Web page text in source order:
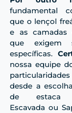
fundamental
que o lençol
e as camadas
que exigem
específicas.
nossa equipe
desde a
de estaca
Escavada ou